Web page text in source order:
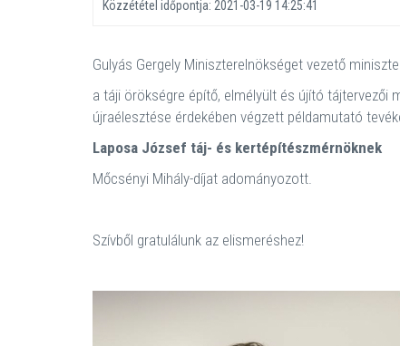
Közzététel időpontja: 2021-03-19 14:25:41
Gulyás Gergely Miniszterelnökséget vezető
a táji örökségre építő, elmélyült és újító tájtervezői
újraélesztése érdekében végzett példamutató
Laposa József táj- és kertépítészmérnöknek
Mőcsényi Mihály-díjat adományozott.
Szívből gratulálunk az elismeréshez!